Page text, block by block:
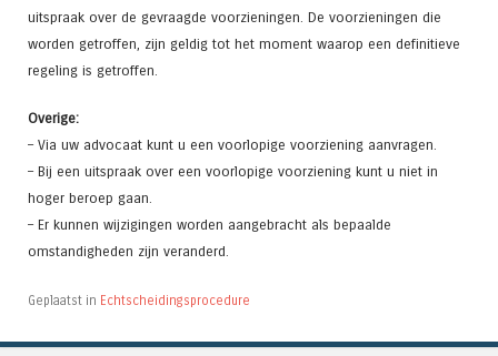
uitspraak over de gevraagde voorzieningen. De voorzieningen die
worden getroffen, zijn geldig tot het moment waarop een definitieve
regeling is getroffen.
Overige:
– Via uw advocaat kunt u een voorlopige voorziening aanvragen.
– Bij een uitspraak over een voorlopige voorziening kunt u niet in
hoger beroep gaan.
– Er kunnen wijzigingen worden aangebracht als bepaalde
omstandigheden zijn veranderd.
Geplaatst in Echtscheidingsprocedure